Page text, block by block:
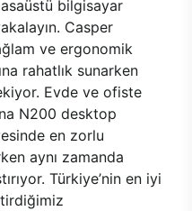
bilgisayar
Casper
ve ergonomik
rahatlık sunarken
Evde ve ofiste
N200 desktop
en zorlu
aynı zamanda
Türkiye’nin en iyi